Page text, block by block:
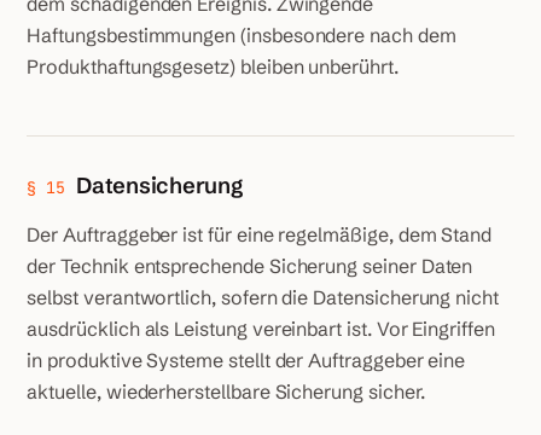
Haftungsbestimmungen (insbesondere nach dem
Produkthaftungsgesetz) bleiben unberührt.
§ 15 Datensicherung
Der Auftraggeber ist für eine regelmäßige, dem Stand
der Technik entsprechende Sicherung seiner Daten
selbst verantwortlich, sofern die Datensicherung nicht
ausdrücklich als Leistung vereinbart ist. Vor Eingriffen
in produktive Systeme stellt der Auftraggeber eine
aktuelle, wiederherstellbare Sicherung sicher.